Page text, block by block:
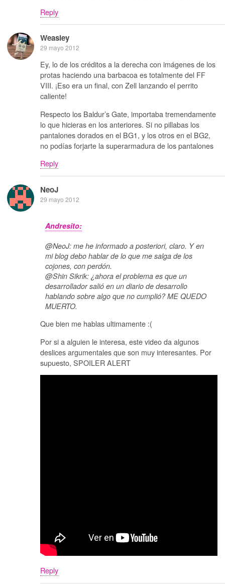
Reply
Weasley
29 mayo 2012
Ey, lo de los créditos a la derecha con imágenes de los
protas haciendo una barbacoa es totalmente del FF
VIII. ¡Eso era un final, con Zell lanzando el perrito
caliente!
Respecto los Baldur’s Gate, importaba tremendamente
lo que hicieras en los anteriores. Si no pillabas los
pantalones dorados en el BG1, y los otros en el BG2,
no podías forjarte la superarmadura de los pantalones
Reply
NeoJ
29 mayo 2012
Andresito:
@NeoJ: me he informado a posteriori, claro. Y en
mi blog debo hablar de lo que me salga de los
cojones, con perdón.
@Shin Sikrik: ¿ahora el problema es que un
desarrollador salió en un diario de desarrollo
hablando sobre algo que no cumplió? ME QUEDO
MUERTO.
Que bien me hablas ultimamente :(
Por si a alguien le interesa, este video da algunos
deslices argumentales que son muy interesantes. Por
supuesto, SPOILER ALERT
Reply